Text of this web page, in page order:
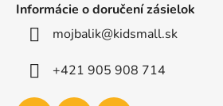
Informácie o doručení zásielok
mojbalik@kidsmall.sk
+421 905 908 714